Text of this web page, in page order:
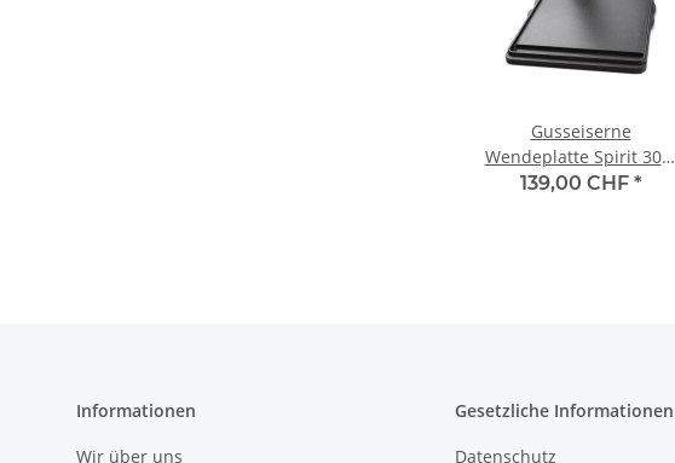
Gusseiserne
Wendeplatte Spirit 300-
Serie
139,00 CHF *
Informationen
Wir über uns
Gesetzliche Informationen
Datenschutz